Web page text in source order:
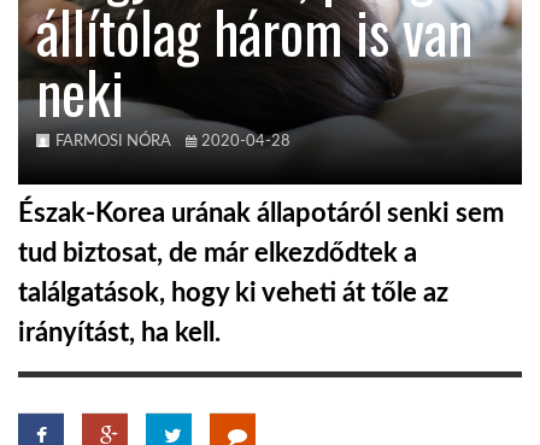
A VILÁG ITTHON
GLOBOTV BP
állítólag három is van
neki
FARMOSI NÓRA 2020-04-28
Észak-Korea urának állapotáról senki sem
tud biztosat, de már elkezdődtek a
találgatások, hogy ki veheti át tőle az
irányítást, ha kell.